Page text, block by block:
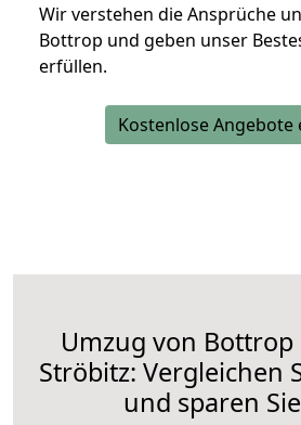
Wir verstehen die Ansprüche
Bottrop und geben unser
erfüllen.
Kostenlose Angebote
Umzug von Bottrop
Ströbitz: Vergleichen
und sparen